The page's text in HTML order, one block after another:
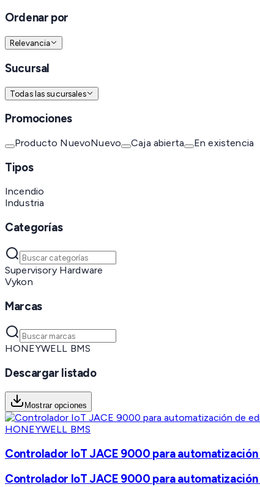
Ordenar por
Relevancia
Sucursal
Todas las sucursales
Promociones
Producto NuevoNuevo Caja abierta En existencia
Tipos
Incendio
Industria
Categorías
Supervisory Hardware
Vykon
Marcas
HONEYWELL BMS
Descargar listado
Mostrar opciones
HONEYWELL BMS
Controlador IoT JACE 9000 para
Controlador IoT JACE 9000 para